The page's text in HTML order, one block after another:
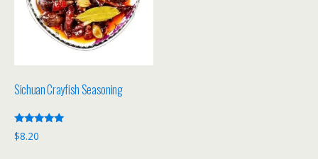
Sichuan Crayfish Seasoning
评分
5.00
$8.20